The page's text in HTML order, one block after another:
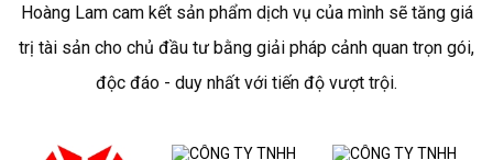
Hoàng Lam cam kết sản phẩm dịch vụ của mình sẽ tăng giá
trị tài sản cho chủ đầu tư bằng giải pháp cảnh quan trọn gói,
độc đáo - duy nhất với tiến độ vượt trội.